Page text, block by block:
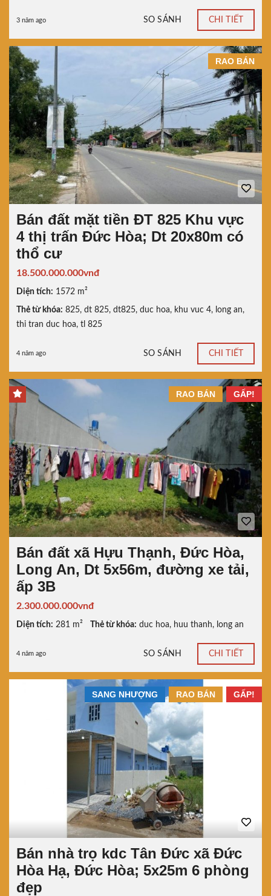
3 năm ago SO SÁNH CHI TIẾT
RAO BÁN
Bán đất mặt tiền ĐT 825 Khu vực
4 thị trấn Đức Hòa; Dt 20x80m có
thổ cư
18.500.000.000vnđ
Diện tích: 1572 m²
Thẻ từ khóa: 825, dt 825, dt825, duc hoa, khu vuc 4, long an,
thi tran duc hoa, tl 825
4 năm ago SO SÁNH CHI TIẾT
GẤP!
RAO BÁN
Bán đất xã Hựu Thạnh, Đức Hòa,
Long An, Dt 5x56m, đường xe tải,
ấp 3B
2.300.000.000vnđ
Diện tích: 281 m² Thẻ từ khóa: duc hoa, huu thanh, long an
4 năm ago SO SÁNH CHI TIẾT
GẤP!
RAO BÁN
SANG NHƯỢNG
Bán nhà trọ kdc Tân Đức xã Đức
Hòa Hạ, Đức Hòa; 5x25m 6 phòng
đẹp